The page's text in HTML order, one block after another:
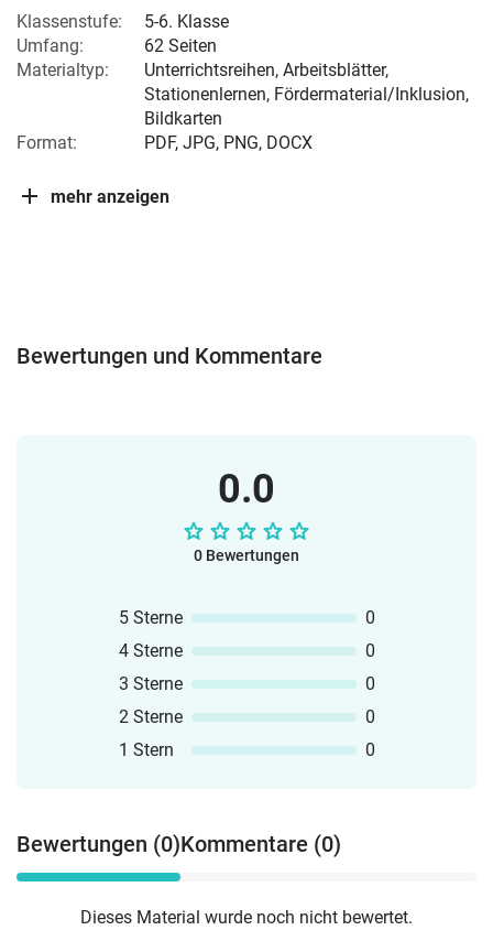
Klassenstufe:
5-6. Klasse
Umfang:
62 Seiten
Materialtyp:
Unterrichtsreihen, Arbeitsblätter,
Stationenlernen, Fördermaterial/Inklusion,
Bildkarten
Format:
PDF, JPG, PNG, DOCX
mehr anzeigen
Bewertungen und Kommentare
0.0
0 Bewertungen
5 Sterne
0
4 Sterne
0
3 Sterne
0
2 Sterne
0
1 Stern
0
Bewertungen (0)Kommentare (0)
Dieses Material wurde noch nicht bewertet.